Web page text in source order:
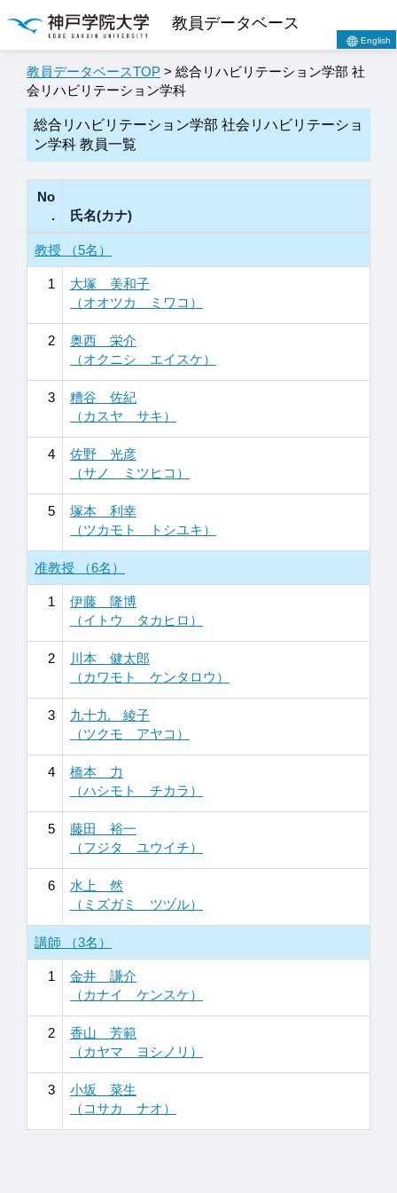
教員データベース
English
教員データベースTOP > 総合リハビリテーション学部 社
会リハビリテーション学科
総合リハビリテーション学部 社会リハビリテーショ
ン学科 教員一覧
No
.
氏名(カナ)
教授 （5名）
1
大塚 美和子
（オオツカ ミワコ）
2
奥西 栄介
（オクニシ エイスケ）
3
糟谷 佐紀
（カスヤ サキ）
4
佐野 光彦
（サノ ミツヒコ）
5
塚本 利幸
（ツカモト トシユキ）
准教授 （6名）
1
伊藤 隆博
（イトウ タカヒロ）
2
川本 健太郎
（カワモト ケンタロウ）
3
九十九 綾子
（ツクモ アヤコ）
4
橋本 力
（ハシモト チカラ）
5
藤田 裕一
（フジタ ユウイチ）
6
水上 然
（ミズガミ ツヅル）
講師 （3名）
1
金井 謙介
（カナイ ケンスケ）
2
香山 芳範
（カヤマ ヨシノリ）
3
小坂 菜生
（コサカ ナオ）